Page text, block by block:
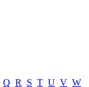
Q R S T U V W